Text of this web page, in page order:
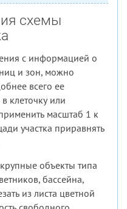
схемы
с информацией о
и зон, можно
всего ее
клеточку или
масштаб 1 к
участка приравнять
объекты типа
бассейна,
из листа цветной